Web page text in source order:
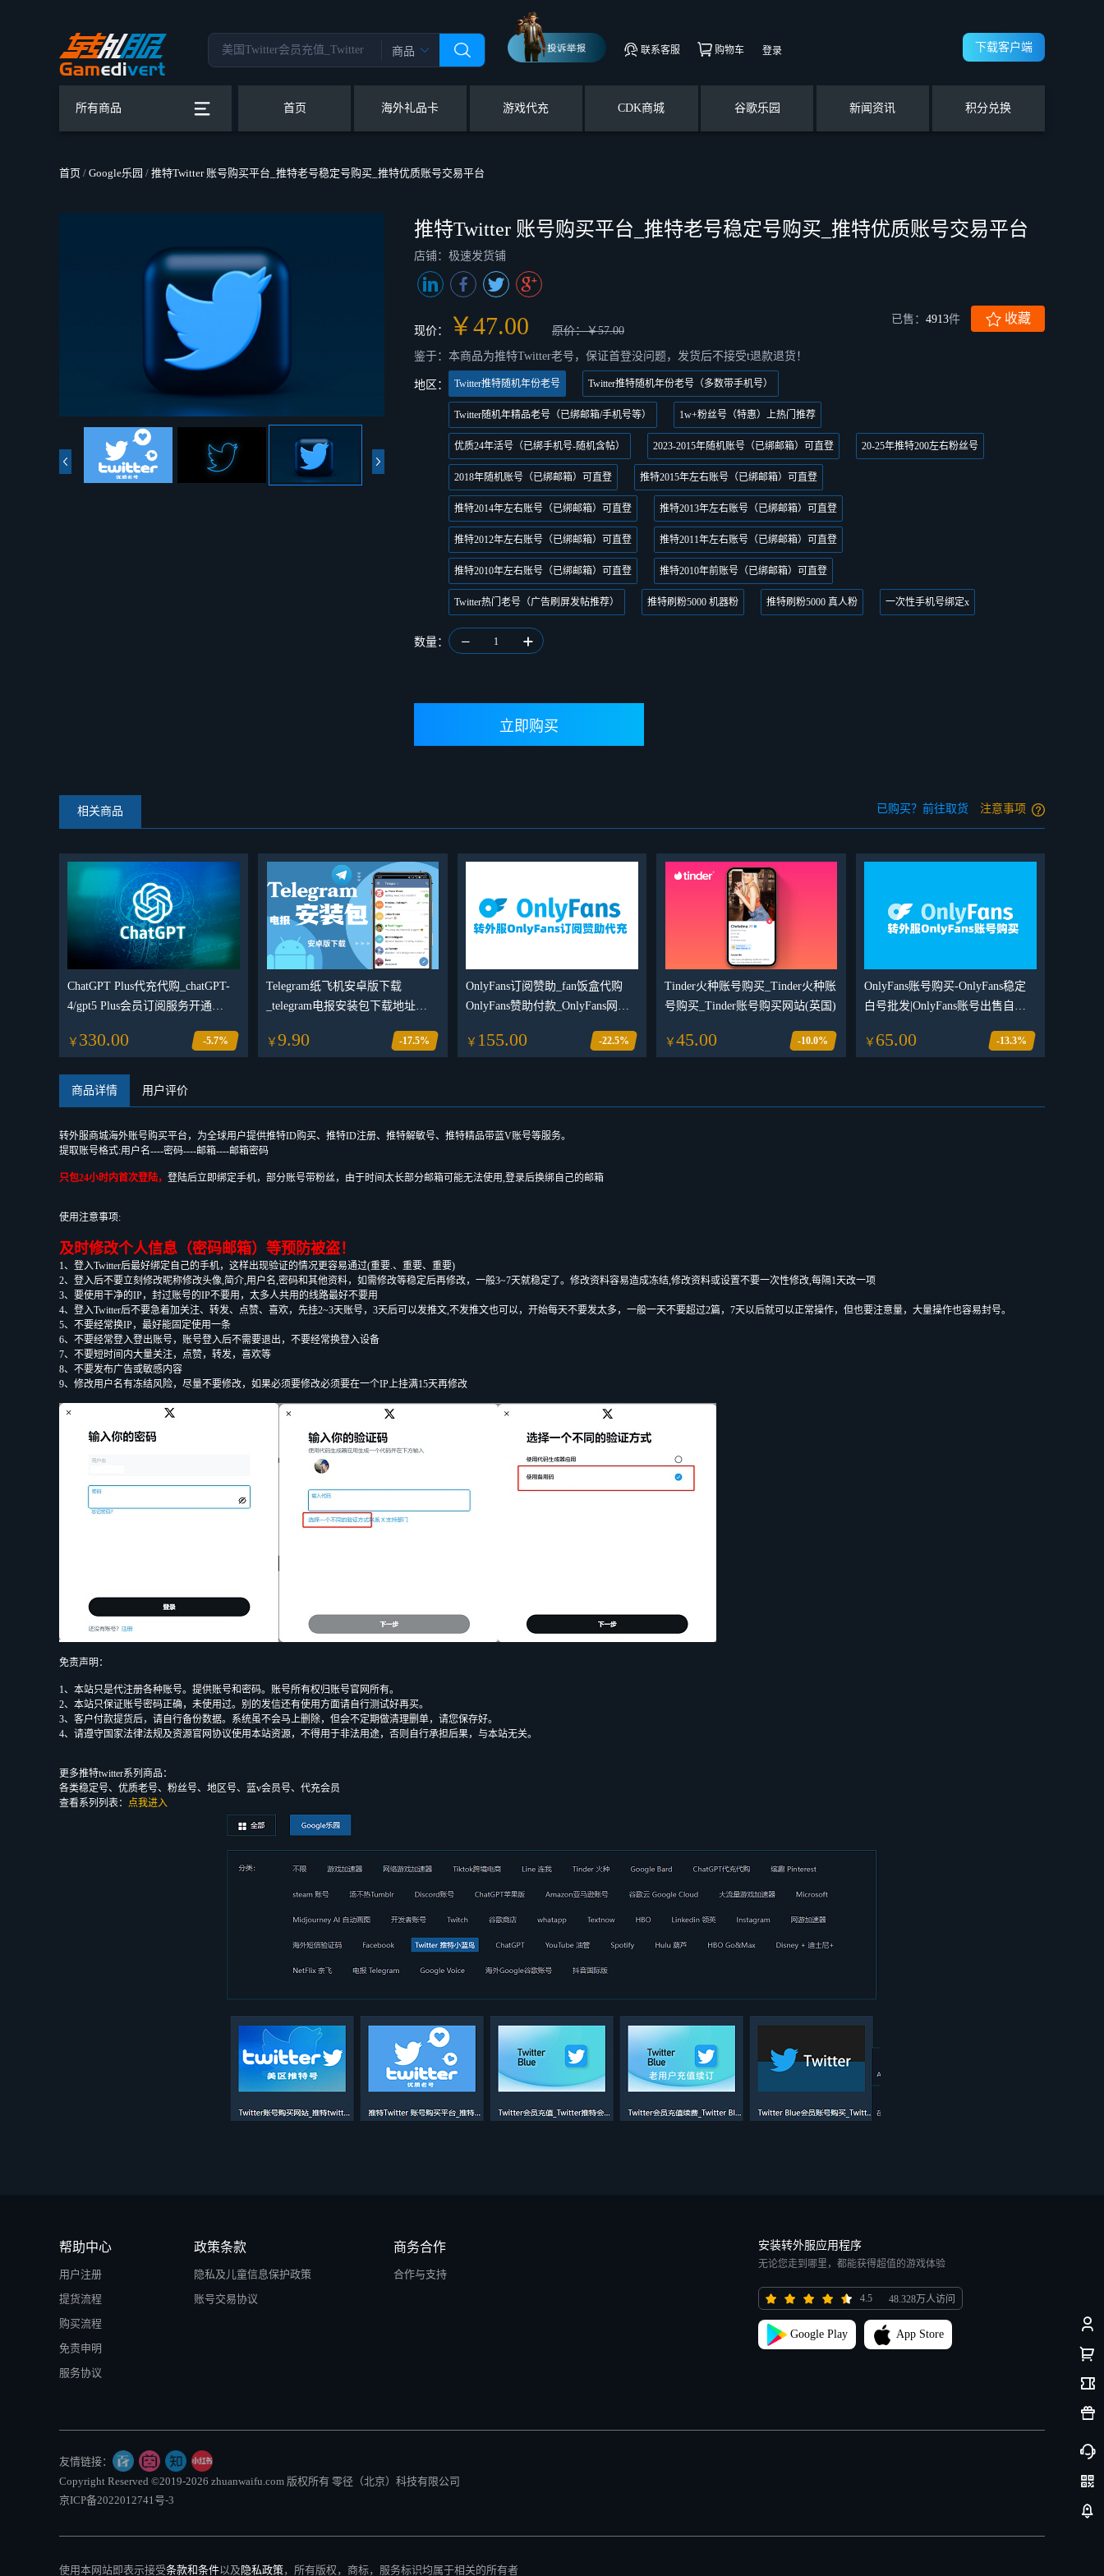
商品 联系客服 购物车 登录 下载客户端
所有商品 首页 海外礼品卡 游戏代充 CDK商城 谷歌乐园 新闻资讯 积分兑换
首页 / Google乐园 / 推特Twitter 账号购买平台_推特老号稳定号购买_推特优质账号交易平台
推特Twitter 账号购买平台_推特老号稳定号购买_推特优质账号交易平台
店铺：极速发货铺
现价： ￥47.00 原价：￥57.00
已售： 4913件 收藏
鉴于：本商品为推特Twitter老号，保证首登没问题，发货后不接受t退款退货！
地区： Twitter推特随机年份老号 Twitter推特随机年份老号（多数带手机号）
Twitter随机年精品老号（已绑邮箱/手机号等） 1w+粉丝号（特惠）上热门推荐
优质24年活号（已绑手机号-随机含帖） 2023-2015年随机账号（已绑邮箱）可直登 20-25年推特200左右粉丝号
2018年随机账号（已绑邮箱）可直登 推特2015年左右账号（已绑邮箱）可直登
推特2014年左右账号（已绑邮箱）可直登 推特2013年左右账号（已绑邮箱）可直登
推特2012年左右账号（已绑邮箱）可直登 推特2011年左右账号（已绑邮箱）可直登
推特2010年左右账号（已绑邮箱）可直登 推特2010年前账号（已绑邮箱）可直登
Twitter热门老号（广告刷屏发帖推荐） 推特刷粉5000 机器粉 推特刷粉5000 真人粉 一次性手机号绑定x
数量： 1
相关商品 已购买？前往取货 注意事项
ChatGPT Plus代充代购_chatGPT-
4/gpt5 Plus会员订阅服务开通
￥ 330.00 -5.7%
Telegram纸飞机安卓版下载
_telegram电报安装包下载地址
￥9.90 -17.5%
OnlyFans订阅赞助_fan饭盒代购
OnlyFans赞助付款_OnlyFans网站
￥ 155.00 -22.5%
Tinder火种账号购买_Tinder火种账
号购买_Tinder账号购买网站(英国)
￥45.00 -10.0%
OnlyFans账号购买-OnlyFans稳定
白号批发|OnlyFans账号出售自助
￥ 65.00 -13.3%
商品详情 用户评价
转外服商城海外账号购买平台，为全球用户提供推特ID购买、推特ID注册、推特解敏号、推特精品带蓝V账号等服务。
提取账号格式:用户名----密码----邮箱----邮箱密码
只包24小时内首次登陆， 登陆后立即绑定手机，部分账号带粉丝，由于时间太长部分邮箱可能无法使用,登录后换绑自己的邮箱
使用注意事项:
及时修改个人信息（密码邮箱）等预防被盗！
1、登入Twitter后最好绑定自己的手机，这样出现验证的情况更容易通过(重要.、重要、重要)
2、登入后不要立刻修改昵称修改头像,简介,用户名,密码和其他资料，如需修改等稳定后再修改，一般3~7天就稳定了。修改资料容易造成冻结,修改资料或设置不要一次性修改,每隔1天改一项
3、要使用干净的IP，封过账号的IP不要用，太多人共用的线路最好不要用
4、登入Twitter后不要急着加关注、转发、点赞、喜欢，先挂2~3天账号，3天后可以发推文,不发推文也可以，开始每天不要发太多，一般一天不要超过2篇，7天以后就可以正常操作，但也要注意量，大量操作也容易封号。
5、不要经常换IP，最好能固定使用一条
6、不要经常登入登出账号，账号登入后不需要退出，不要经常换登入设备
7、不要短时间内大量关注，点赞，转发，喜欢等
8、不要发布广告或敏感内容
9、修改用户名有冻结风险，尽量不要修改，如果必须要修改必须要在一个IP上挂满15天再修改
免责声明：
1、本站只是代注册各种账号。提供账号和密码。账号所有权归账号官网所有。
2、本站只保证账号密码正确，未使用过。别的发信还有使用方面请自行测试好再买。
3、客户付款提货后，请自行备份数据。系统虽不会马上删除，但会不定期做清理删单，请您保存好。
4、请遵守国家法律法规及资源官网协议使用本站资源，不得用于非法用途，否则自行承担后果，与本站无关。
更多推特twitter系列商品：
各类稳定号、优质老号、粉丝号、地区号、蓝v会员号、代充会员
查看系列列表： 点我进入
帮助中心
用户注册
提货流程
购买流程
免责申明
服务协议
政策条款
隐私及儿童信息保护政策
账号交易协议
商务合作
合作与支持
安装转外服应用程序
无论您走到哪里，都能获得超值的游戏体验
4.5 48.328万人访问
Google Play App Store
友情链接：
Copyright Reserved ©2019-2026 zhuanwaifu.com 版权所有 零径（北京）科技有限公司
京ICP备2022012741号-3
使用本网站即表示接受条款和条件以及 隐私政策，所有版权，商标，服务标识均属于相关的所有者